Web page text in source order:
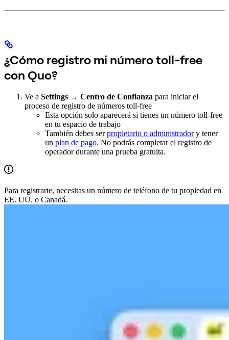
¿Cómo registro mi número toll-free
con Quo?
Ve a Settings → Centro de Confianza para iniciar el
proceso de registro de números toll-free
Esta opción solo aparecerá si tienes un número toll-free
en tu espacio de trabajo
También debes serpropietario o administradory tener
un plan de pago. No podrás completar el registro de
operador durante una prueba gratuita.
Para registrarte, necesitas un número de teléfono de tu propiedad en
EE. UU. o Canadá.